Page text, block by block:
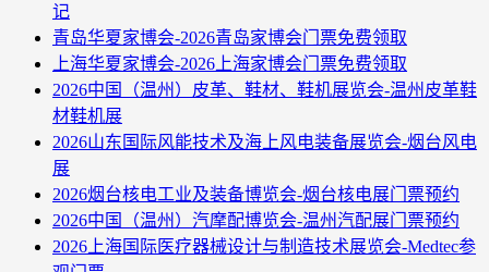
记
青岛华夏家博会-2026青岛家博会门票免费领取
上海华夏家博会-2026上海家博会门票免费领取
2026中国（温州）皮革、鞋材、鞋机展览会-温州皮革鞋
材鞋机展
2026山东国际风能技术及海上风电装备展览会-烟台风电
展
2026烟台核电工业及装备博览会-烟台核电展门票预约
2026中国（温州）汽摩配博览会-温州汽配展门票预约
2026上海国际医疗器械设计与制造技术展览会-Medtec参